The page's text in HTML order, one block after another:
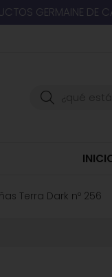
GERMAINE DE
Buscar
Terra Dark nº 256